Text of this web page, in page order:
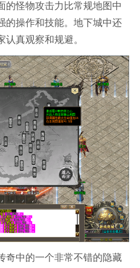
的怪物攻击力比常规地图中
的操作和技能。地下城中还
真观察和规避。
奇中的一个非常不错的隐藏